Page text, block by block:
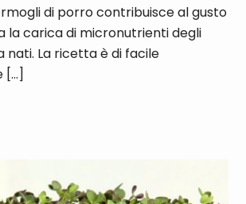
di porro contribuisce al gusto
carica di micronutrienti degli
nati. La ricetta è di facile
[…]